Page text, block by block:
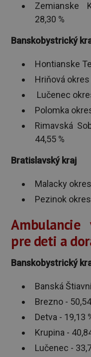
Zemianske
28,30 %
Banskobystrický
Hontianske
Hriňová okres
Lučenec
Polomka
Rimavská
44,55 %
Bratislavský kraj
Malacky
Pezinok
Ambulancie
pre deti a
Banskobystrický
Banská
Brezno -
Detva - 19,13
Krupina -
Lučenec -